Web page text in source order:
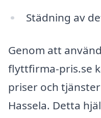
Städning av
Genom att
flyttfirma-pris.se
priser och
Hassela. Detta